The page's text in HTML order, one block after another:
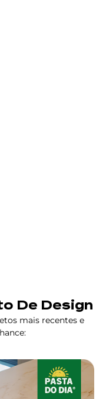
De Design
mais recentes e